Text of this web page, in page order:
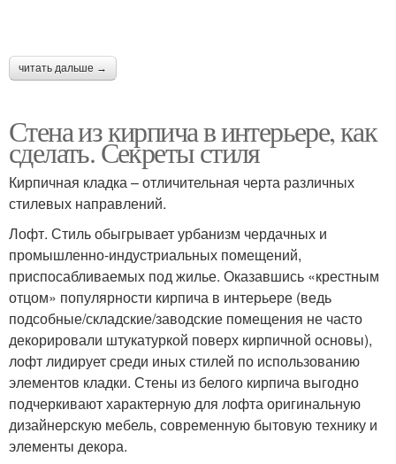
читать дальше →
Стена из кирпича в интерьере, как
сделать. Секреты стиля
Кирпичная кладка – отличительная черта различных
стилевых направлений.
Лофт. Стиль обыгрывает урбанизм чердачных и
промышленно-индустриальных помещений,
приспосабливаемых под жилье. Оказавшись «крестным
отцом» популярности кирпича в интерьере (ведь
подсобные/складские/заводские помещения не часто
декорировали штукатуркой поверх кирпичной основы),
лофт лидирует среди иных стилей по использованию
элементов кладки. Стены из белого кирпича выгодно
подчеркивают характерную для лофта оригинальную
дизайнерскую мебель, современную бытовую технику и
элементы декора.